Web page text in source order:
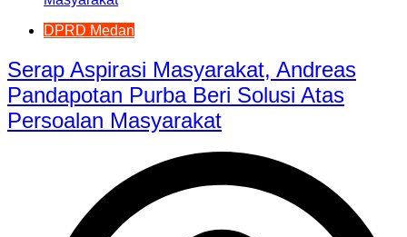
DPRD Medan
Serap Aspirasi Masyarakat, Andreas
Pandapotan Purba Beri Solusi Atas
Persoalan Masyarakat